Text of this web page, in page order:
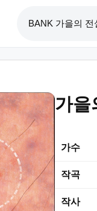
가을
가수
작곡
작사